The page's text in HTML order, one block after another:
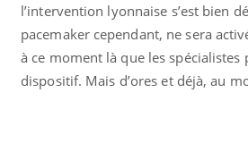
l’intervention lyonnaise s’est bien
pacemaker cependant, ne sera
à ce moment là que les
dispositif. Mais d’ores et déjà, au